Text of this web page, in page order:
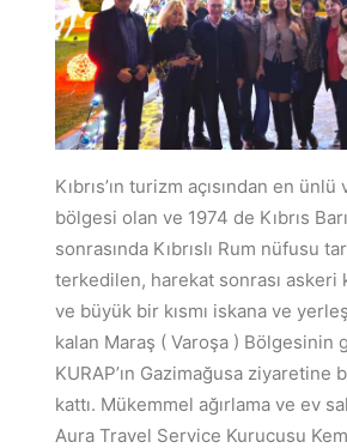
Kıbrıs’ın turizm açısından en
bölgesi olan ve 1974 de Kıbrıs
sonrasında Kıbrıslı Rum nüfusu
terkedilen, harekat sonrası askeri
ve büyük bir kısmı iskana ve
kalan Maraş ( Varoşa ) Bölgesinin
KURAP’ın Gazimağusa ziyaretine
kattı. Mükemmel ağırlama ve ev
Aura Travel Service Kurucusu